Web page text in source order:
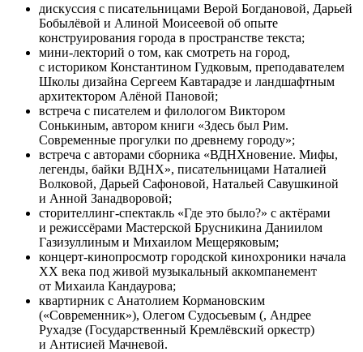
дискуссия с писательницами Верой Богдановой, Дарьей
Бобылёвой и Алиной Моисеевой об опыте
конструирования города в пространстве текста;
мини-лекторий о том, как смотреть на город,
с историком Константином Гудковым, преподавателем
Школы дизайна Сергеем Кавтарадзе и ландшафтным
архитектором Алёной Пановой;
встреча с писателем и филологом Виктором
Сонькиным, автором книги «Здесь был Рим.
Современные прогулки по древнему городу»;
встреча с авторами сборника «ВДНХновение. Мифы,
легенды, байки ВДНХ», писательницами Наталией
Волковой, Дарьей Сафоновой, Натальей Савушкиной
и Анной Занадворовой;
сторителлинг-спектакль «Где это было?» с актёрами
и режиссёрами Мастерской Брусникина Даниилом
Газизуллиным и Михаилом Мещеряковым;
концерт-кинопросмотр городской кинохроники начала
XX века под живой музыкальный аккомпанемент
от Михаила Кандаурова;
квартирник с Анатолием Кормановским
(«Современник»), Олегом Судосьевым (, Андрее
Рухадзе (Государственный Кремлёвский оркестр)
и Антисией Мачневой.